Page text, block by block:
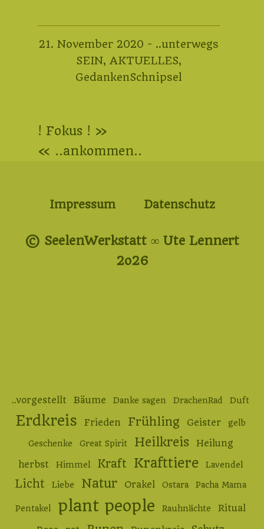
21. November 2020 21.
November
2020
- ..unterwegs
SEIN, AKTUELLES,
GedankenSchnipsel
Beitragsnavigation
! Fokus ! »
« ..ankommen..
Impressum Datenschutz
© SeelenWerkstatt ∞ Ute Lennert
2o26
..vorgestellt Bäume Danke sagen DrachenRad Duft
Erdkreis Frieden Frühling Geister gelb
Geschenke Great Spirit Heilkreis
Heilung
herbst
Himmel Kraft Krafttiere Lavendel
Licht Liebe Natur Orakel Ostara Pacha Mama
Pentakel plant people Rauhnächte Ritual